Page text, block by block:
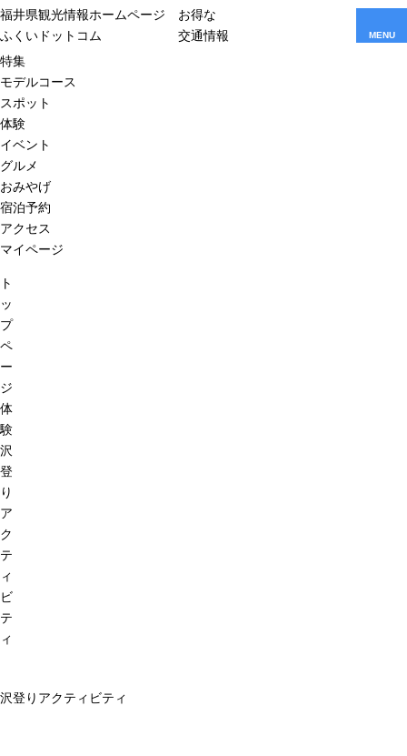
福井県観光情報ホームページ
ふくいドットコム
お得な
交通情報
MENU
特集
モデルコース
スポット
体験
イベント
グルメ
おみやげ
宿泊予約
アクセス
マイページ
ト
ッ
プ
ペ
ー
ジ
体
験
沢
登
り
ア
ク
テ
ィ
ビ
テ
ィ
沢登りアクティビティ